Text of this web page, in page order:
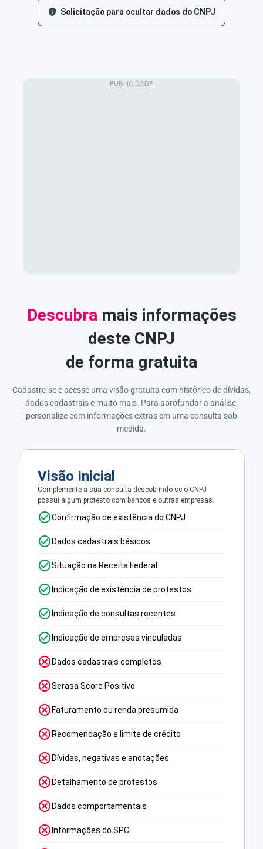
Solicitação para ocultar dados do CNPJ
Descubra mais informações
deste CNPJ
de forma gratuita
Cadastre-se e acesse uma visão gratuita com histórico de dívidas,
dados cadastrais e muito mais. Para aprofundar a análise,
personalize com informações extras em uma consulta sob
medida.
Visão Inicial
Complemente a sua consulta descobrindo se o CNPJ
possui algum protesto com bancos e outras empresas.
Confirmação de existência do CNPJ
Dados cadastrais básicos
Situação na Receita Federal
Indicação de existência de protestos
Indicação de consultas recentes
Indicação de empresas vinculadas
Dados cadastrais completos
Serasa Score Positivo
Faturamento ou renda presumida
Recomendação e limite de crédito
Dívidas, negativas e anotações
Detalhamento de protestos
Dados comportamentais
Informações do SPC